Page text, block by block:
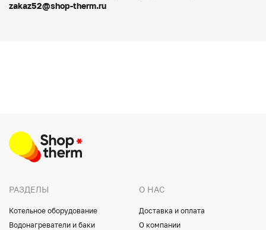
zakaz52@shop-therm.ru
РАЗДЕЛЫ
Котельное оборудование
Водонагреватели и баки
О НАС
Доставка и оплата
О компании